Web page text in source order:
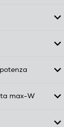
max-W